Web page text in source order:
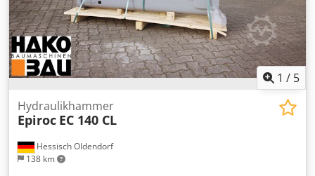
1 / 5
Hessisch Oldendorf
138 km
Hydraulikhammer
Epiroc EC 140 CL